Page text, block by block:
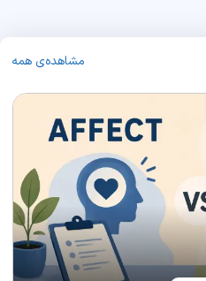
مشاهده‌ی همه